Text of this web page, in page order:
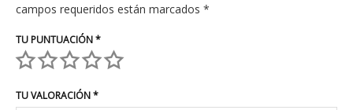
campos requeridos están marcados *
TU PUNTUACIÓN*
TU VALORACIÓN*